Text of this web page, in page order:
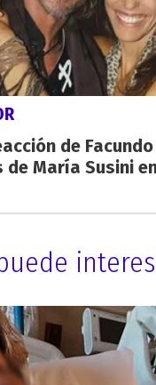
de
María Susini